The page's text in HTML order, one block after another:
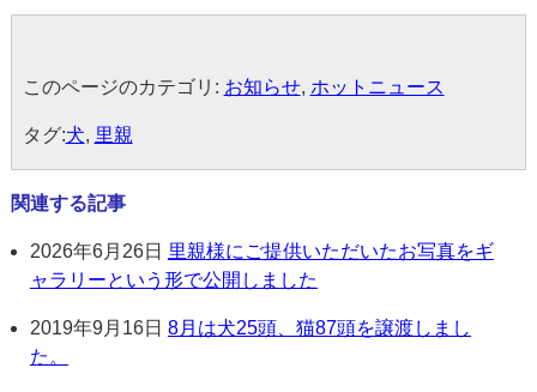
このページのカテゴリ: お知らせ, ホットニュース
タグ:犬, 里親
関連する記事
2026年6月26日 里親様にご提供いただいたお写真をギ
ャラリーという形で公開しました
2019年9月16日 8月は犬25頭、猫87頭を譲渡しまし
た。